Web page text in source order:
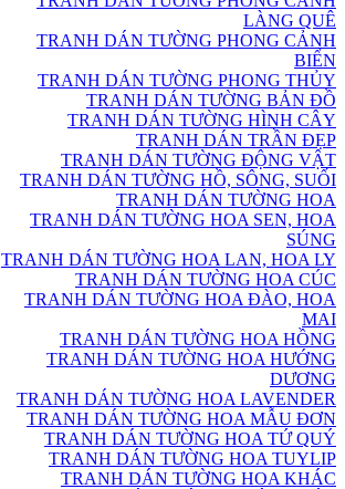
LÀNG QUÊ
TRANH DÁN TƯỜNG PHONG CẢNH
BIỂN
TRANH DÁN TƯỜNG PHONG THỦY
TRANH DÁN TƯỜNG BẢN ĐỒ
TRANH DÁN TƯỜNG HÌNH CÂY
TRANH DÁN TRẦN ĐẸP
TRANH DÁN TƯỜNG ĐỘNG VẬT
TRANH DÁN TƯỜNG HỒ, SÔNG, SUỐI
TRANH DÁN TƯỜNG HOA
TRANH DÁN TƯỜNG HOA SEN, HOA
SÚNG
TRANH DÁN TƯỜNG HOA LAN, HOA LY
TRANH DÁN TƯỜNG HOA CÚC
TRANH DÁN TƯỜNG HOA ĐÀO, HOA
MAI
TRANH DÁN TƯỜNG HOA HỒNG
TRANH DÁN TƯỜNG HOA HƯỚNG
DƯƠNG
TRANH DÁN TƯỜNG HOA LAVENDER
TRANH DÁN TƯỜNG HOA MẪU ĐƠN
TRANH DÁN TƯỜNG HOA TỨ QUÝ
TRANH DÁN TƯỜNG HOA TUYLIP
TRANH DÁN TƯỜNG HOA KHÁC